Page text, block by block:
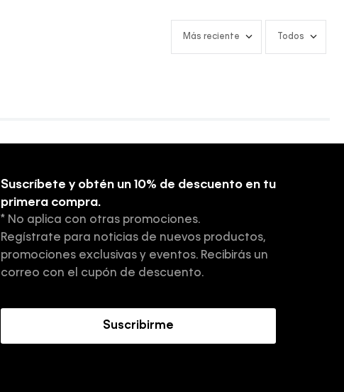
Más reciente Todos
Suscríbete y obtén un 10% de descuento en tu
primera compra.
* No aplica con otras promociones.
Regístrate para noticias de nuevos productos,
promociones exclusivas y eventos. Recibirás un
correo con el cupón de descuento.
Suscribirme